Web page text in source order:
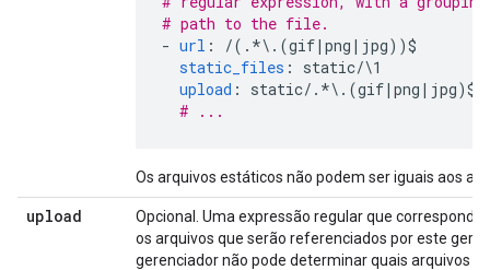
# path to the file.
- url :
/(.*\.(gif|png|jpg))$
static_files :
static/\1
upload :
static/.*\.(gif|png|jpg)$
# ...
Os arquivos estáticos não podem ser iguais aos
upload
Opcional. Uma expressão regular que
os arquivos que serão referenciados por este
gerenciador não pode determinar quais arquivos